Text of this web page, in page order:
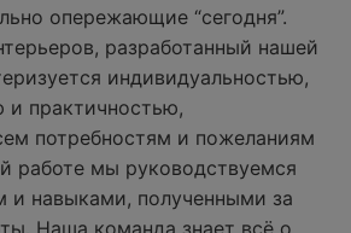
опережающие “сегодня”.
разработанный нашей
индивидуальностью,
и практичностью,
потребностям и пожеланиям
работе мы руководствуемся
и навыками, полученными за